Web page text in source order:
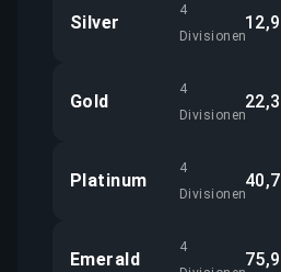
Silver
4
Divisionen
Gold
4
Divisionen
Platinum
4
Divisionen
Emerald
4